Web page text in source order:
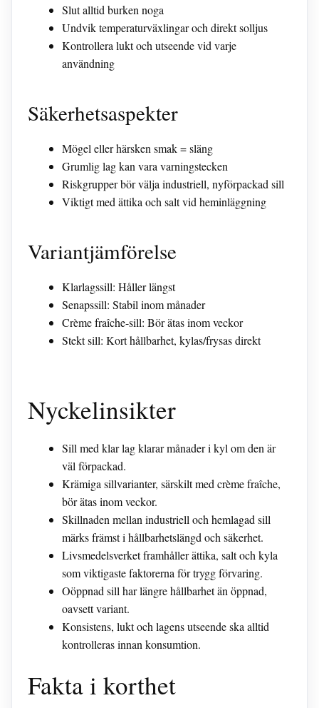
Slut alltid burken noga
Undvik temperaturväxlingar och direkt solljus
Kontrollera lukt och utseende vid varje
användning
Säkerhetsaspekter
Mögel eller härsken smak = släng
Grumlig lag kan vara varningstecken
Riskgrupper bör välja industriell, nyförpackad sill
Viktigt med ättika och salt vid heminläggning
Variantjämförelse
Klarlagssill: Håller längst
Senapssill: Stabil inom månader
Crème fraîche-sill: Bör ätas inom veckor
Stekt sill: Kort hållbarhet, kylas/frysas direkt
Nyckelinsikter
Sill med klar lag klarar månader i kyl om den är
väl förpackad.
Krämiga sillvarianter, särskilt med crème fraîche,
bör ätas inom veckor.
Skillnaden mellan industriell och hemlagad sill
märks främst i hållbarhetslängd och säkerhet.
Livsmedelsverket framhåller ättika, salt och kyla
som viktigaste faktorerna för trygg förvaring.
Oöppnad sill har längre hållbarhet än öppnad,
oavsett variant.
Konsistens, lukt och lagens utseende ska alltid
kontrolleras innan konsumtion.
Fakta i korthet